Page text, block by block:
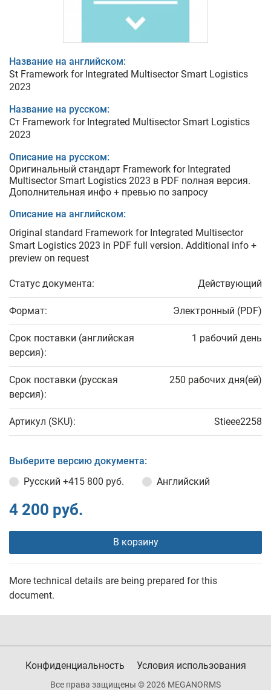
Название на английском:
St Framework for Integrated Multisector Smart Logistics
2023
Название на русском:
Ст Framework for Integrated Multisector Smart Logistics
2023
Описание на русском:
Оригинальный стандарт Framework for Integrated
Multisector Smart Logistics 2023 в PDF полная версия.
Дополнительная инфо + превью по запросу
Описание на английском:
Original standard Framework for Integrated Multisector
Smart Logistics 2023 in PDF full version. Additional info +
preview on request
Статус документа: Действующий
Формат: Электронный (PDF)
Срок поставки (английская
версия):
1 рабочий день
Срок поставки (русская
версия):
250 рабочих дня(ей)
Артикул (SKU): Stieee2258
Выберите версию документа:
Русский +415 800 руб. Английский
4 200 руб.
В корзину
More technical details are being prepared for this
document.
Конфиденциальность Условия использования
Все права защищены © 2026 MEGANORMS